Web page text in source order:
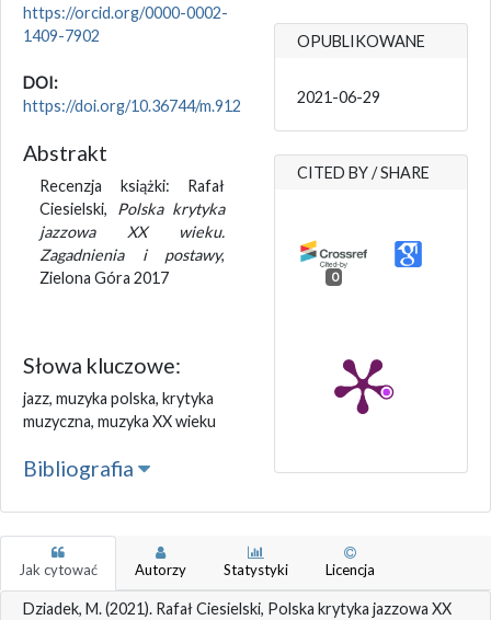
https://orcid.org/0000-0002-
1409-7902
DOI:
https://doi.org/10.36744/m.912
Abstrakt
Recenzja książki: Rafał
Ciesielski, Polska krytyka
jazzowa XX wieku.
Zagadnienia i postawy,
Zielona Góra 2017
Słowa kluczowe:
jazz, muzyka polska, krytyka
muzyczna, muzyka XX wieku
Bibliografia
OPUBLIKOWANE
2021-06-29
CITED BY / SHARE
0
Jak cytować Autorzy Statystyki Licencja
Dziadek, M. (2021). Rafał Ciesielski, Polska krytyka jazzowa XX